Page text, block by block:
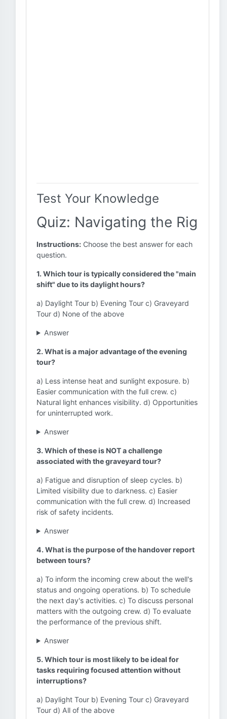
Test Your Knowledge
Quiz: Navigating the Rig
Instructions: Choose the best answer for each
question.
1. Which tour is typically considered the "main
shift" due to its daylight hours?
a) Daylight Tour b) Evening Tour c) Graveyard
Tour d) None of the above
Answer
2. What is a major advantage of the evening
tour?
a) Less intense heat and sunlight exposure. b)
Easier communication with the full crew. c)
Natural light enhances visibility. d) Opportunities
for uninterrupted work.
Answer
3. Which of these is NOT a challenge
associated with the graveyard tour?
a) Fatigue and disruption of sleep cycles. b)
Limited visibility due to darkness. c) Easier
communication with the full crew. d) Increased
risk of safety incidents.
Answer
4. What is the purpose of the handover report
between tours?
a) To inform the incoming crew about the well's
status and ongoing operations. b) To schedule
the next day's activities. c) To discuss personal
matters with the outgoing crew. d) To evaluate
the performance of the previous shift.
Answer
5. Which tour is most likely to be ideal for
tasks requiring focused attention without
interruptions?
a) Daylight Tour b) Evening Tour c) Graveyard
Tour d) All of the above